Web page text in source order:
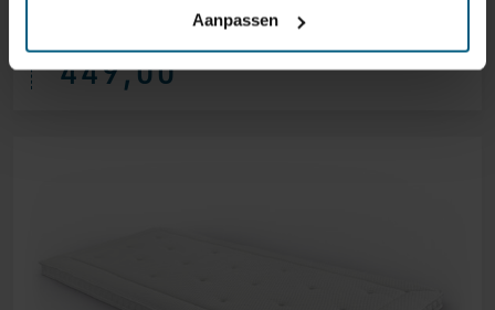
Aanpassen
BLIND GENOPPT
449,00